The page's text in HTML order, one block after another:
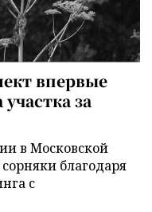
впервые
за
в Московской
благодаря
с